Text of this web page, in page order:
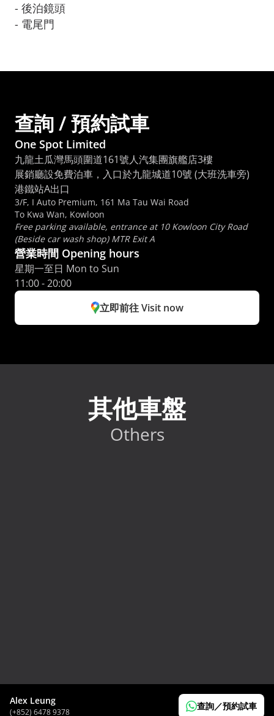
Alex Leung
(+852) 6478 9378
查詢／預約試車
- 後泊鏡頭
- 電尾門
查詢 / 預約試車
One Spot Limited
九龍土瓜灣馬頭圍道161號人汽集團旗艦店3樓
展銷廳設免費泊車，入口於九龍城道10號 (大班洗車旁)
港鐵站A出口
3/F, I Auto Premium, 161 Ma Tau Wai Road
To Kwa Wan, Kowloon
Free parking available, entrance at 10 Kowloon City Road
(Beside car wash shop) MTR Exit A
營業時間 Opening hours
星期一至日 Mon to Sun
11:00 - 20:00
立即前往 Visit now
其他車盤
Others